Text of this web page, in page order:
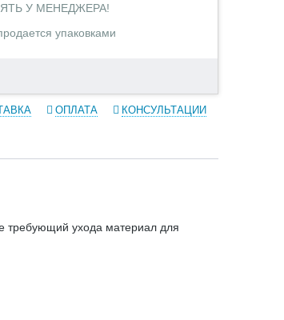
У МЕНЕДЖЕРА!
упаковками
ОПЛАТА КОНСУЛЬТАЦИИ
требующий ухода материал для